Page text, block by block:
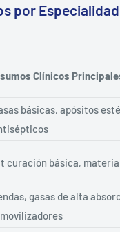
por Especialidad
Clínicos
básicas, apósitos
curación básica,
gasas de alta